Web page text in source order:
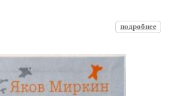
подробнее